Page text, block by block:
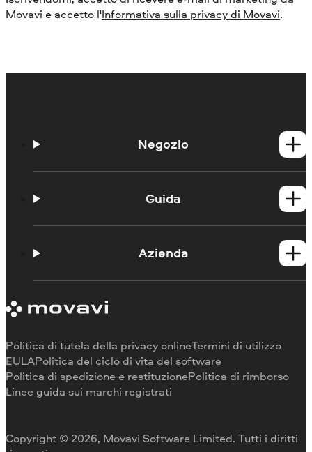
Movavi e accetto l'Informativa sulla privacy di Movavi.
Negozio
Prodotti per Mac
Guida
Portale didattico
Limitazioni della versione di prova
Rimborso
Azienda
Testimonianze
Perché scegliere noi
Per il lavoro
Copyright © 2026, Movavi Software Limited. Tutti i diritti
Politica di tutela della privacy onlineTermini di utilizzo
EULAPolitica del ciclo di vita del software
Politica di spedizione e restituzionePolitica di rimborso
Linee guida sui marchi registrati